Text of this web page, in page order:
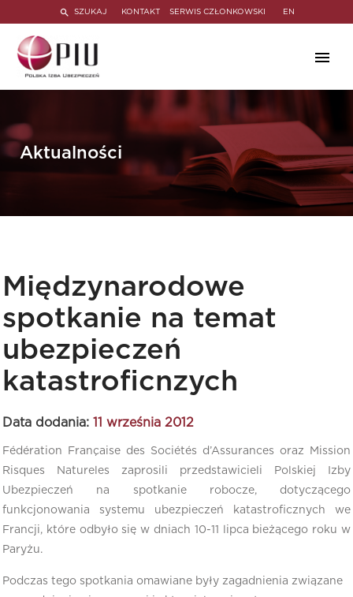
SZUKAJ KONTAKT SERWIS CZŁONKOWSKI EN
Aktualności
Międzynarodowe
spotkanie na temat
ubezpieczeń
katastroficnzych
Data dodania: 11 września 2012
Fédération Française des Sociétés d’Assurances oraz Mission
Risques Natureles zaprosili przedstawicieli Polskiej Izby
Ubezpieczeń na spotkanie robocze, dotyczącego
funkcjonowania systemu ubezpieczeń katastroficznych we
Francji, które odbyło się w dniach 10-11 lipca bieżącego roku w
Paryżu.
Podczas tego spotkania omawiane były zagadnienia związane